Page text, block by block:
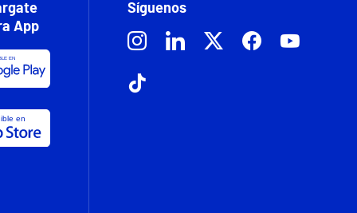
App
Síguenos